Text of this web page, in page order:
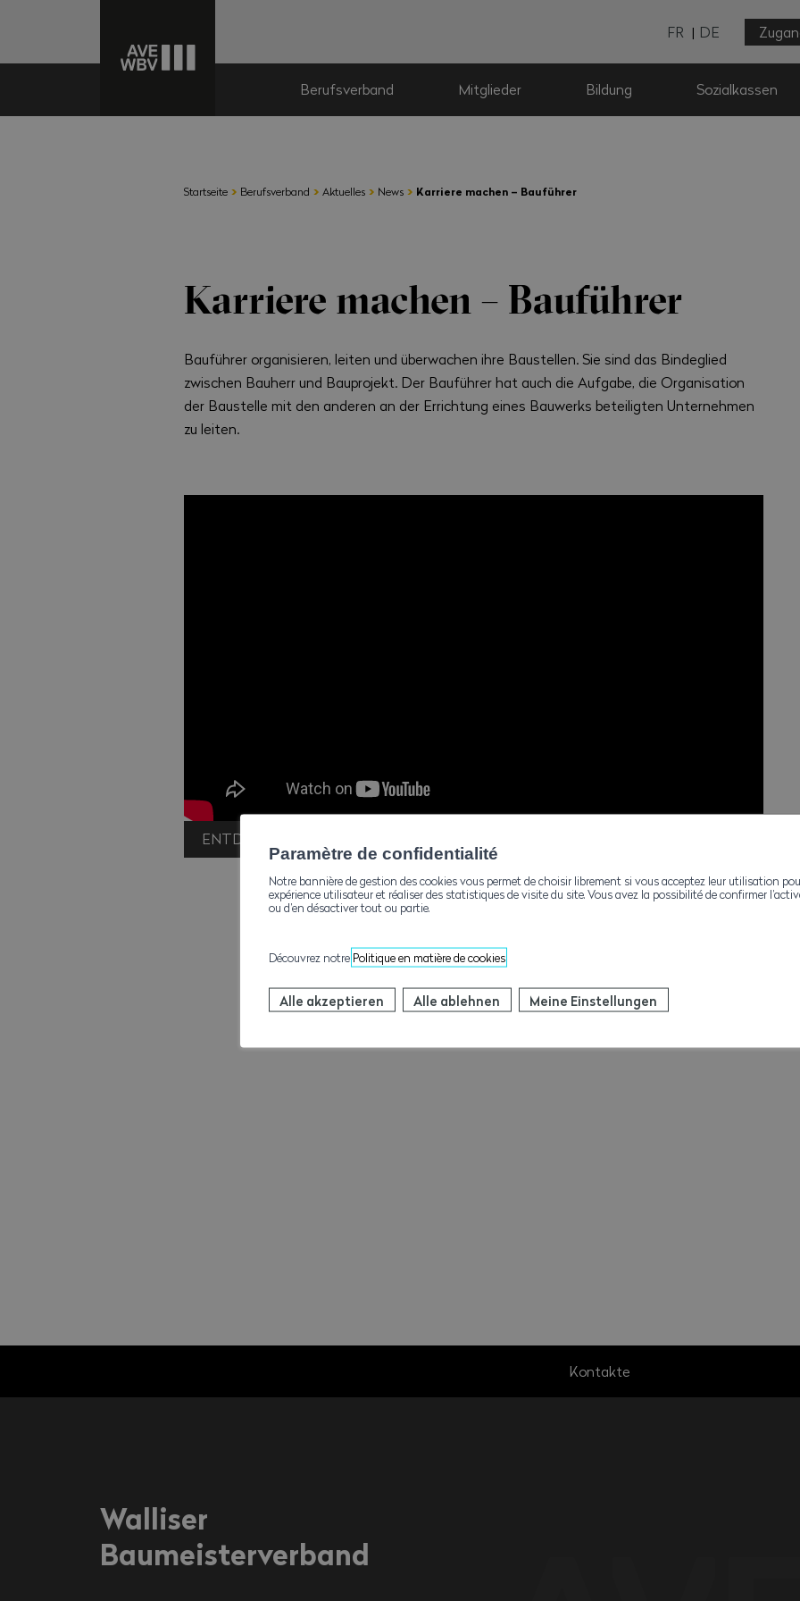
FR DE
Berufsverband Mitglieder Bildung Sozialkassen
Startseite › Berufsverband › Aktuelles › News › Karriere machen – Bauführer
Karriere machen – Bauführer
Bauführer organisieren, leiten und überwachen ihre Baustellen. Sie sind das Bindeglied
zwischen Bauherr und Bauprojekt. Der Bauführer hat auch die Aufgabe, die Organisation
der Baustelle mit den anderen an der Errichtung eines Bauwerks beteiligten Unternehmen
zu leiten.
ENTDECKEN SIE DIE KARRIERE MACHEN SERIE
Kontakte
Walliser
Baumeisterverband
Paramètre de confidentialité
Notre bannière de gestion des cookies vous permet de choisir librement si vous acceptez leur utilisation
expérience utilisateur et réaliser des statistiques de visite du site. Vous avez la possibilité de confirmer
ou d’en désactiver tout ou partie.
Découvrez notre Politique en matière de cookies
Alle akzeptieren Alle ablehnen Meine Einstellungen